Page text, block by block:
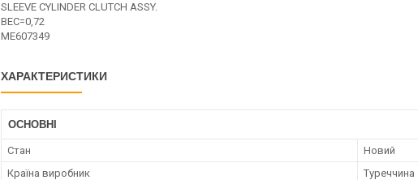
SLEEVE CYLINDER CLUTCH ASSY.
ВЕС=0,72
ME607349
ХАРАКТЕРИСТИКИ
ОСНОВНІ
Стан
Новий
Країна виробник
Туреччина